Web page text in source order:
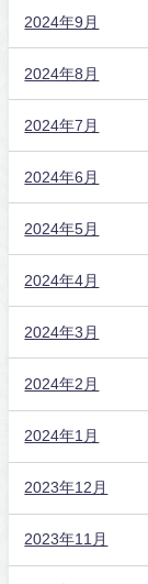
2024年9月
2024年8月
2024年7月
2024年6月
2024年5月
2024年4月
2024年3月
2024年2月
2024年1月
2023年12月
2023年11月